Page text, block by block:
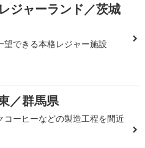
ジャーランド／茨城
望できる本格レジャー施設
／群馬県
コーヒーなどの製造工程を間近